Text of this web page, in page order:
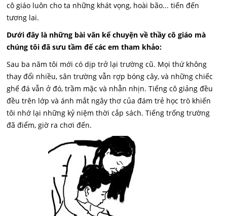
cô giáo luôn cho ta những khát vọng, hoài bão... tiến đến
tương lai.
Dưới đây là những bài văn kể chuyện về thầy cô giáo mà
chúng tôi đã sưu tầm để các em tham khảo:
Sau ba năm tôi mới có dịp trở lại trường cũ. Mọi thứ không
thay đổi nhiều, sân trường vẫn rợp bóng cây, và những chiếc
ghế đá vẫn ở đó, trầm mặc và nhẫn nhịn. Tiếng cô giảng đều
đều trên lớp và ánh mắt ngây thơ của đám trẻ học trò khiến
tôi nhớ lại những kỷ niệm thời cắp sách. Tiếng trống trường
đã điểm, giờ ra chơi đến.